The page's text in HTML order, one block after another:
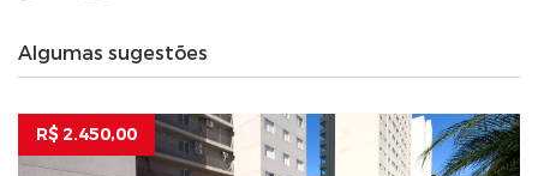
Algumas sugestões
R$ 2.450,00